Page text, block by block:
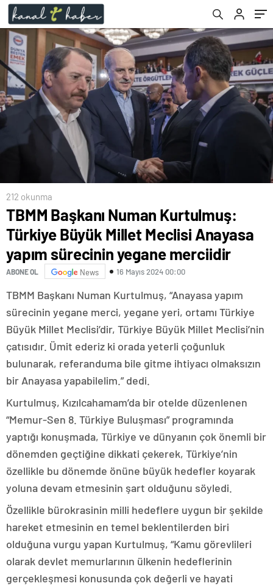
sürecinin yegane merciidir
212 okunma
TBMM Başkanı Numan Kurtulmuş:
Türkiye Büyük Millet Meclisi Anayasa
yapım sürecinin yegane merciidir
ABONE OL News 16 Mayıs 2024 00:00
TBMM Başkanı Numan Kurtulmuş, “Anayasa yapım
sürecinin yegane merci, yegane yeri, ortamı Türkiye
Büyük Millet Meclisi’dir, Türkiye Büyük Millet Meclisi’nin
çatısıdır. Ümit ederiz ki orada yeterli çoğunluk
bulunarak, referanduma bile gitme ihtiyacı olmaksızın
bir Anayasa yapabilelim.” dedi.
Kurtulmuş, Kızılcahamam’da bir otelde düzenlenen
“Memur-Sen 8. Türkiye Buluşması” programında
yaptığı konuşmada, Türkiye ve dünyanın çok önemli bir
dönemden geçtiğine dikkati çekerek, Türkiye’nin
özellikle bu dönemde önüne büyük hedefler koyarak
yoluna devam etmesinin şart olduğunu söyledi.
Özellikle bürokrasinin milli hedeflere uygun bir şekilde
hareket etmesinin en temel beklentilerden biri
olduğuna vurgu yapan Kurtulmuş, “Kamu görevlileri
olarak devlet memurlarının ülkenin hedeflerinin
gerçekleşmesi konusunda çok değerli ve hayati